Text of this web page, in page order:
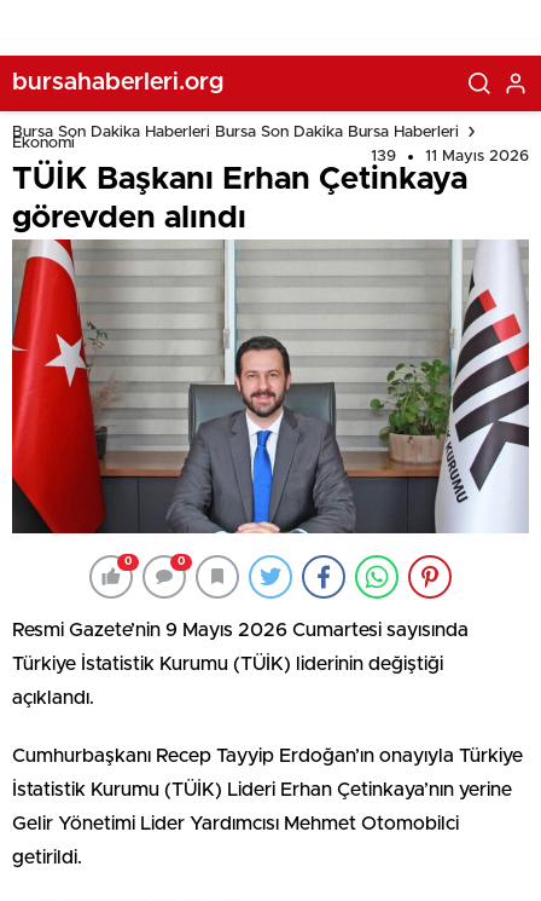
bursahaberleri.org
Bursa Son Dakika Haberleri Bursa Son Dakika Bursa Haberleri
Ekonomi
139
11 Mayıs 2026
TÜİK Başkanı Erhan Çetinkaya
görevden alındı
0 0
Resmi Gazete’nin 9 Mayıs 2026 Cumartesi sayısında
Türkiye İstatistik Kurumu (TÜİK) liderinin değiştiği
açıklandı.
Cumhurbaşkanı Recep Tayyip Erdoğan’ın onayıyla Türkiye
İstatistik Kurumu (TÜİK) Lideri Erhan Çetinkaya’nın yerine
Gelir Yönetimi Lider Yardımcısı Mehmet Otomobilci
getirildi.